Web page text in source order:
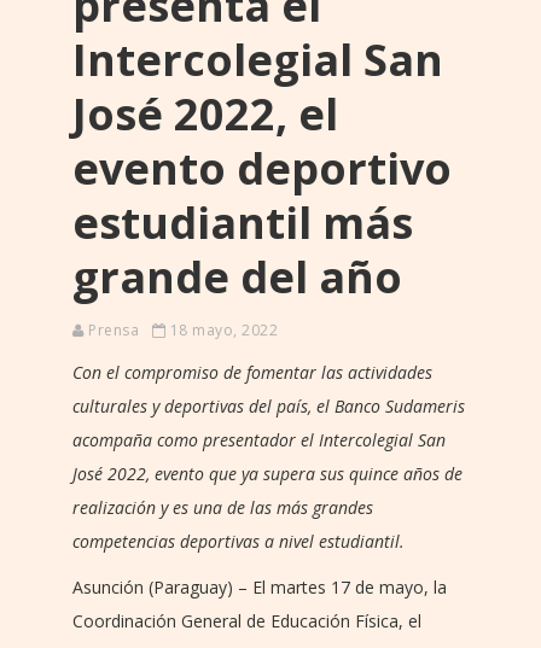
Intercolegial San
José 2022, el
evento deportivo
estudiantil más
grande del año
Prensa 18 mayo, 2022
Con el compromiso de fomentar las actividades
culturales y deportivas del país, el Banco Sudameris
acompaña como presentador el Intercolegial San
José 2022, evento que ya supera sus quince años de
realización y es una de las más grandes
competencias deportivas a nivel estudiantil.
Asunción (Paraguay) – El martes 17 de mayo, la
Coordinación General de Educación Física, el